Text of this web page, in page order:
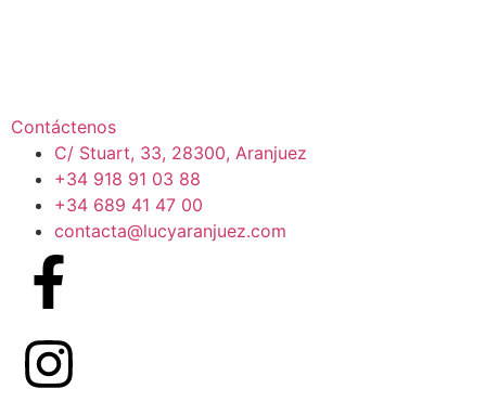
Contáctenos
C/ Stuart, 33, 28300, Aranjuez
+34 918 91 03 88
+34 689 41 47 00
contacta@lucyaranjuez.com